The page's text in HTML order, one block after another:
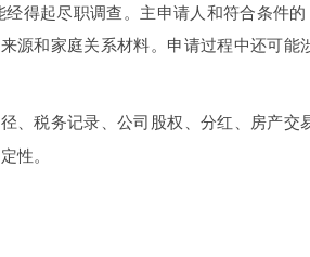
得起尽职调查。主申请人和符合条件的
源和家庭关系材料。申请过程中还可能
、税务记录、公司股权、分红、房产交
性。